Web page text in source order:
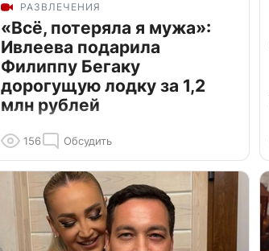
РАЗВЛЕЧЕНИЯ
«Всё, потеряла я мужа»:
Ивлеева подарила
Филиппу Бегаку
дорогущую лодку за 1,2
млн рублей
156 Обсудить